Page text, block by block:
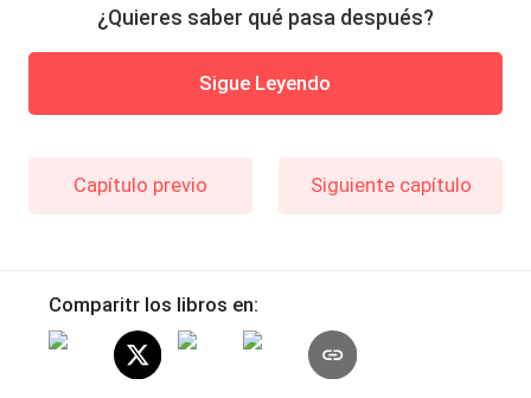
¿Quieres saber qué pasa después?
Sigue Leyendo
Capítulo previo Siguiente capítulo
Comparitr los libros en: